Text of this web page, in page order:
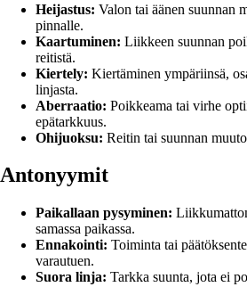
Heijastus: Valon tai äänen suunnan
pinnalle.
Kaartuminen: Liikkeen suunnan
reitistä.
Kiertely: Kiertäminen ympäriinsä,
linjasta.
Aberraatio: Poikkeama tai virhe
epätarkkuus.
Ohijuoksu: Reitin tai suunnan
Antonyymit
Paikallaan pysyminen:
samassa paikassa.
Ennakointi: Toiminta tai
varautuen.
Suora linja: Tarkka suunta, jota ei